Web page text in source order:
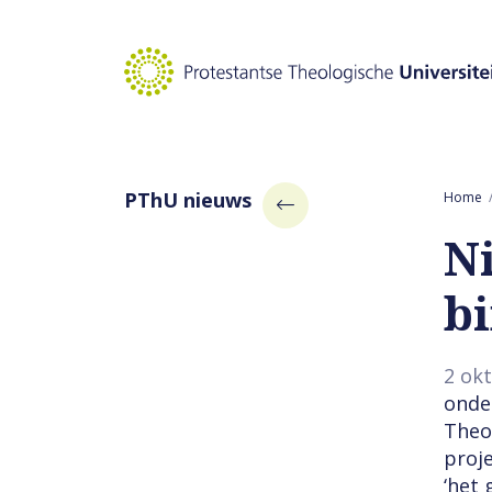
PThU nieuws Home
2
‘het